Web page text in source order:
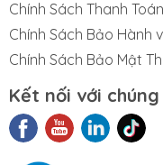
Mã sản phẩm:
Màu sắc
: Trắng
Công nghệ
:
Chính Sách Thanh
Chính Sách Bảo Hành
Chính Sách Bảo Mật
Kết nối với